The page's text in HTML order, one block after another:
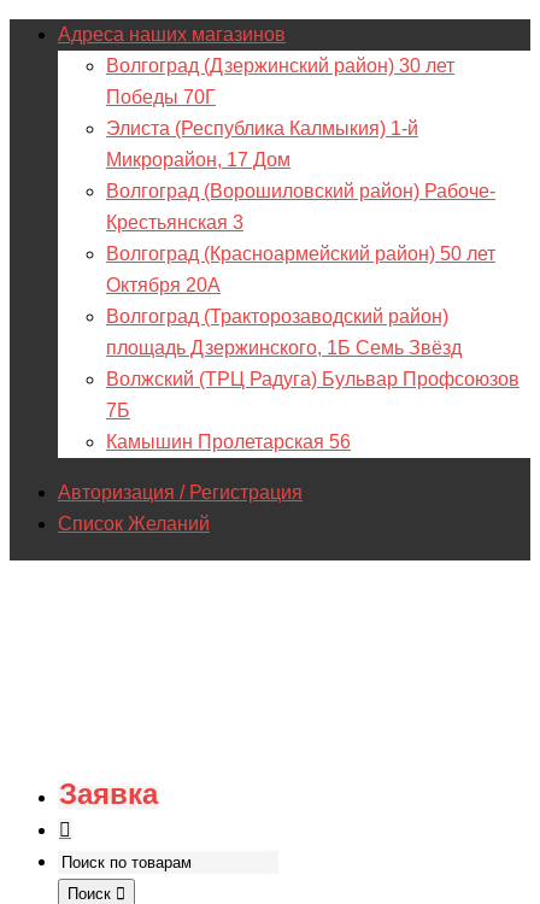
Адреса наших магазинов
Волгоград (Дзержинский район) 30 лет
Победы 70Г
Элиста (Республика Калмыкия) 1-й
Микрорайон, 17 Дом
Волгоград (Ворошиловский район) Рабоче-
Крестьянская 3
Волгоград (Красноармейский район) 50 лет
Октября 20А
Волгоград (Тракторозаводский район)
площадь Дзержинского, 1Б Семь Звёзд
Волжский (ТРЦ Радуга) Бульвар Профсоюзов
7Б
Камышин Пролетарская 56
Авторизация / Регистрация
Список Желаний
Заявка
Поиск